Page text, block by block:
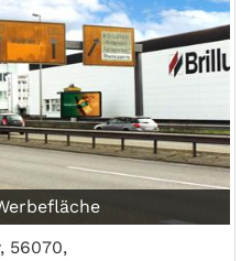
56070,